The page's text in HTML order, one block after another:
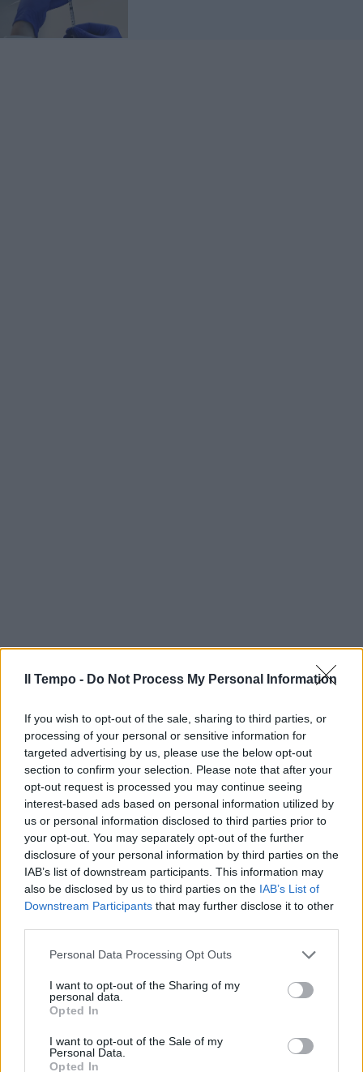
Il Tempo - Do Not Process My Personal Information
If you wish to opt-out of the sale, sharing to third parties, or
processing of your personal or sensitive information for
targeted advertising by us, please use the below opt-out
section to confirm your selection. Please note that after your
opt-out request is processed you may continue seeing
interest-based ads based on personal information utilized by
us or personal information disclosed to third parties prior to
your opt-out. You may separately opt-out of the further
disclosure of your personal information by third parties on the
IAB’s list of downstream participants. This information may
also be disclosed by us to third parties on the IAB’s List of
Downstream Participants that may further disclose it to other
Personal Data Processing Opt Outs
I want to opt-out of the Sharing of my
personal data.
Opted In
I want to opt-out of the Sale of my
Personal Data.
Opted In